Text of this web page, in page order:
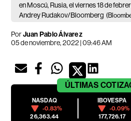
en Moscú, Rusia, el viernes 18 de
Andrey Rudakov/Bloomberg
PorJuan Pablo Álvarez
05 de noviembre, 2022 | 09:46 AM
ÚLTIMAS
NASDAQ
-0.83%
26,363.44
IBOVESPA
-0.09%
177,726.17